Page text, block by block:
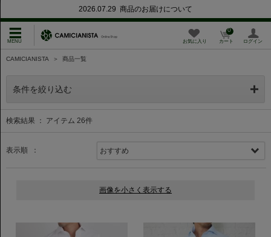
2026.07.29 商品のお届けについて
お気に入り カート
0
ログイン
CAMICIANISTA ＞ 商品一覧
条件を絞り込む
検索結果 ： アイテム 26件
表示順 ：